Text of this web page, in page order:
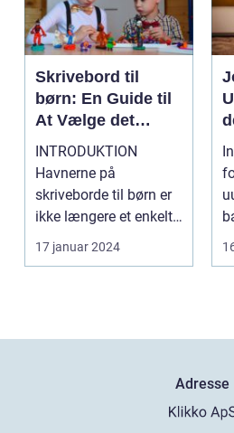
Skrivebord til
børn: En Guide til
At Vælge det
Perfekte
Skrivebord
INTRODUKTION
Havnerne på
skriveborde til børn er
ikke længere et enkelt
møbel, der bare får
plads t...
17 januar 2024
Adresse